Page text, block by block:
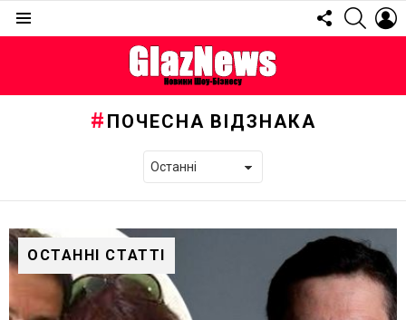
FOLLOW
US
ПОЧЕСНА ВІДЗНАКА
ОСТАННІ СТАТТІ